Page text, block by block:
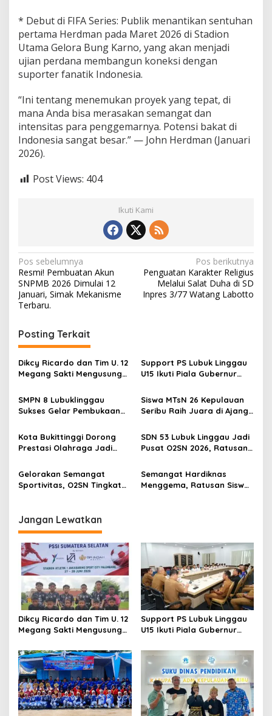
* Debut di FIFA Series: Publik menantikan sentuhan
pertama Herdman pada Maret 2026 di Stadion
Utama Gelora Bung Karno, yang akan menjadi
ujian perdana membangun koneksi dengan
suporter fanatik Indonesia.
“Ini tentang menemukan proyek yang tepat, di
mana Anda bisa merasakan semangat dan
intensitas para penggemarnya. Potensi bakat di
Indonesia sangat besar.” — John Herdman (Januari
2026).
Post Views: 404
Ikuti Kami
N
a
v
g
a
s
p
o
s
Pos sebelumnya
Resmi! Pembuatan Akun
SNPMB 2026 Dimulai 12
Januari, Simak Mekanisme
Terbaru.
Pos berikutnya
Penguatan Karakter Religius
Melalui Salat Duha di SD
Inpres 3/77 Watang Labotto
Posting Terkait
Dikcy Ricardo dan Tim U. 12
Megang Sakti Mengusung
Perempat Final Piala
Presiden Zona Sumatera
Support PS Lubuk Linggau
U15 Ikuti Piala Gubernur
Baik Daerah dan Semangat
Juang Generasi Muda
SMPN 8 Lubuklinggau
Sukses Gelar Pembukaan
Pelajar Ambil Bagian
Siswa MTsN 26 Kepulauan
Seribu Raih Juara di Ajang
Kota Bukittinggi Dorong
Prestasi Olahraga Jadi
Sekolah Favorit
SDN 53 Lubuk Linggau Jadi
Pusat O2SN 2026, Ratusan
Menuju Tingkat Kota
Gelorakan Semangat
Sportivitas, O2SN Tingkat
Semangat Hardiknas
Menggema, Ratusan Siswa
Jangan Lewatkan
Dikcy Ricardo dan Tim U. 12
Megang Sakti Mengusung
Perempat Final Piala
Presiden Zona Sumatera
Selatan
Support PS Lubuk Linggau
U15 Ikuti Piala Gubernur
Baik Daerah dan Semangat
Juang Generasi Muda